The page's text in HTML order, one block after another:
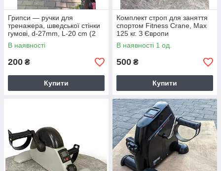
Грипси — ручки для
тренажера, шведської стінки
гумові, d-27mm, L-20 cm (2
шт.)
В наявності
200 ₴
Купити
Комплект строп для заняття
спортом Fitness Crane, Max
125 кг. З Європи
В наявності 1 од.
500 ₴
Купити